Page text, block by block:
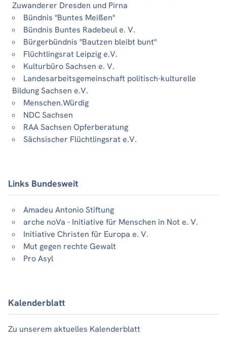
Zuwanderer Dresden und Pirna
Bündnis "Buntes Meißen"
Bündnis Buntes Radebeul e. V.
Bürgerbündnis "Bautzen bleibt bunt"
Flüchtlingsrat Leipzig e.V.
Kulturbüro Sachsen e. V.
Landesarbeitsgemeinschaft politisch-kulturelle
Bildung Sachsen e.V.
Menschen.Würdig
NDC Sachsen
RAA Sachsen Opferberatung
Sächsischer Flüchtlingsrat e.V.
Links Bundesweit
Amadeu Antonio Stiftung
arche noVa - Initiative für Menschen in Not e. V.
Initiative Christen für Europa e. V.
Mut gegen rechte Gewalt
Pro Asyl
Kalenderblatt
Zu unserem aktuelles Kalenderblatt